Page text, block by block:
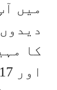
میں